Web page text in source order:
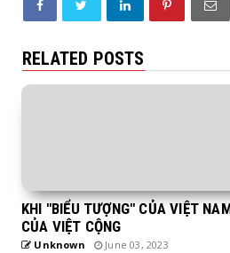
RELATED POSTS
KHI "BIỂU TƯỢNG" CỦA VIỆT
CỦA VIỆT CỘNG
Unknown June 03, 2023